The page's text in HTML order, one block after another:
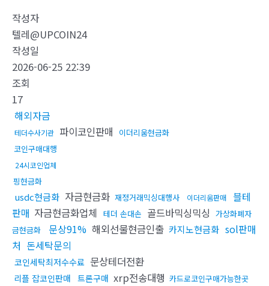
작성자
텔레@UPCOIN24
작성일
2026-06-25 22:39
조회
17
해외자금
테더수사기관 파이코인판매
이더리움현금화
코인구매대행
24시코인업체
핑현금화
usdc현금화 자금현금화 재정거래믹싱대행사 이더리움판매
블테
판매 자금현금화업체 테더 손대손 골드바믹싱믹싱 가상화폐자
금현금화
문상91% 해외선물현금인출 카지노현금화 sol판매
처 돈세탁문의
코인세탁최저수수료 문상테더전환
리플 잡코인판매 트론구매 xrp전송대행 카드로코인구매가능한곳